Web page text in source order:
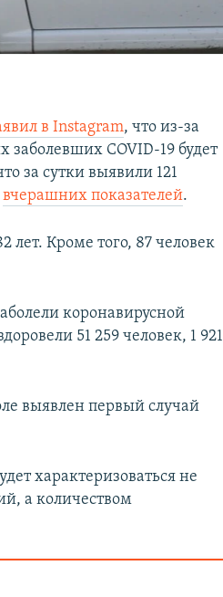
в Instagram, что из-за
COVID-19 будет
за сутки выявили 121
вчерашних показателей.
лет. Кроме того, 87 человек
коронавирусной
51 259 человек, 1 921
выявлен первый случай
характеризоваться не
а количеством